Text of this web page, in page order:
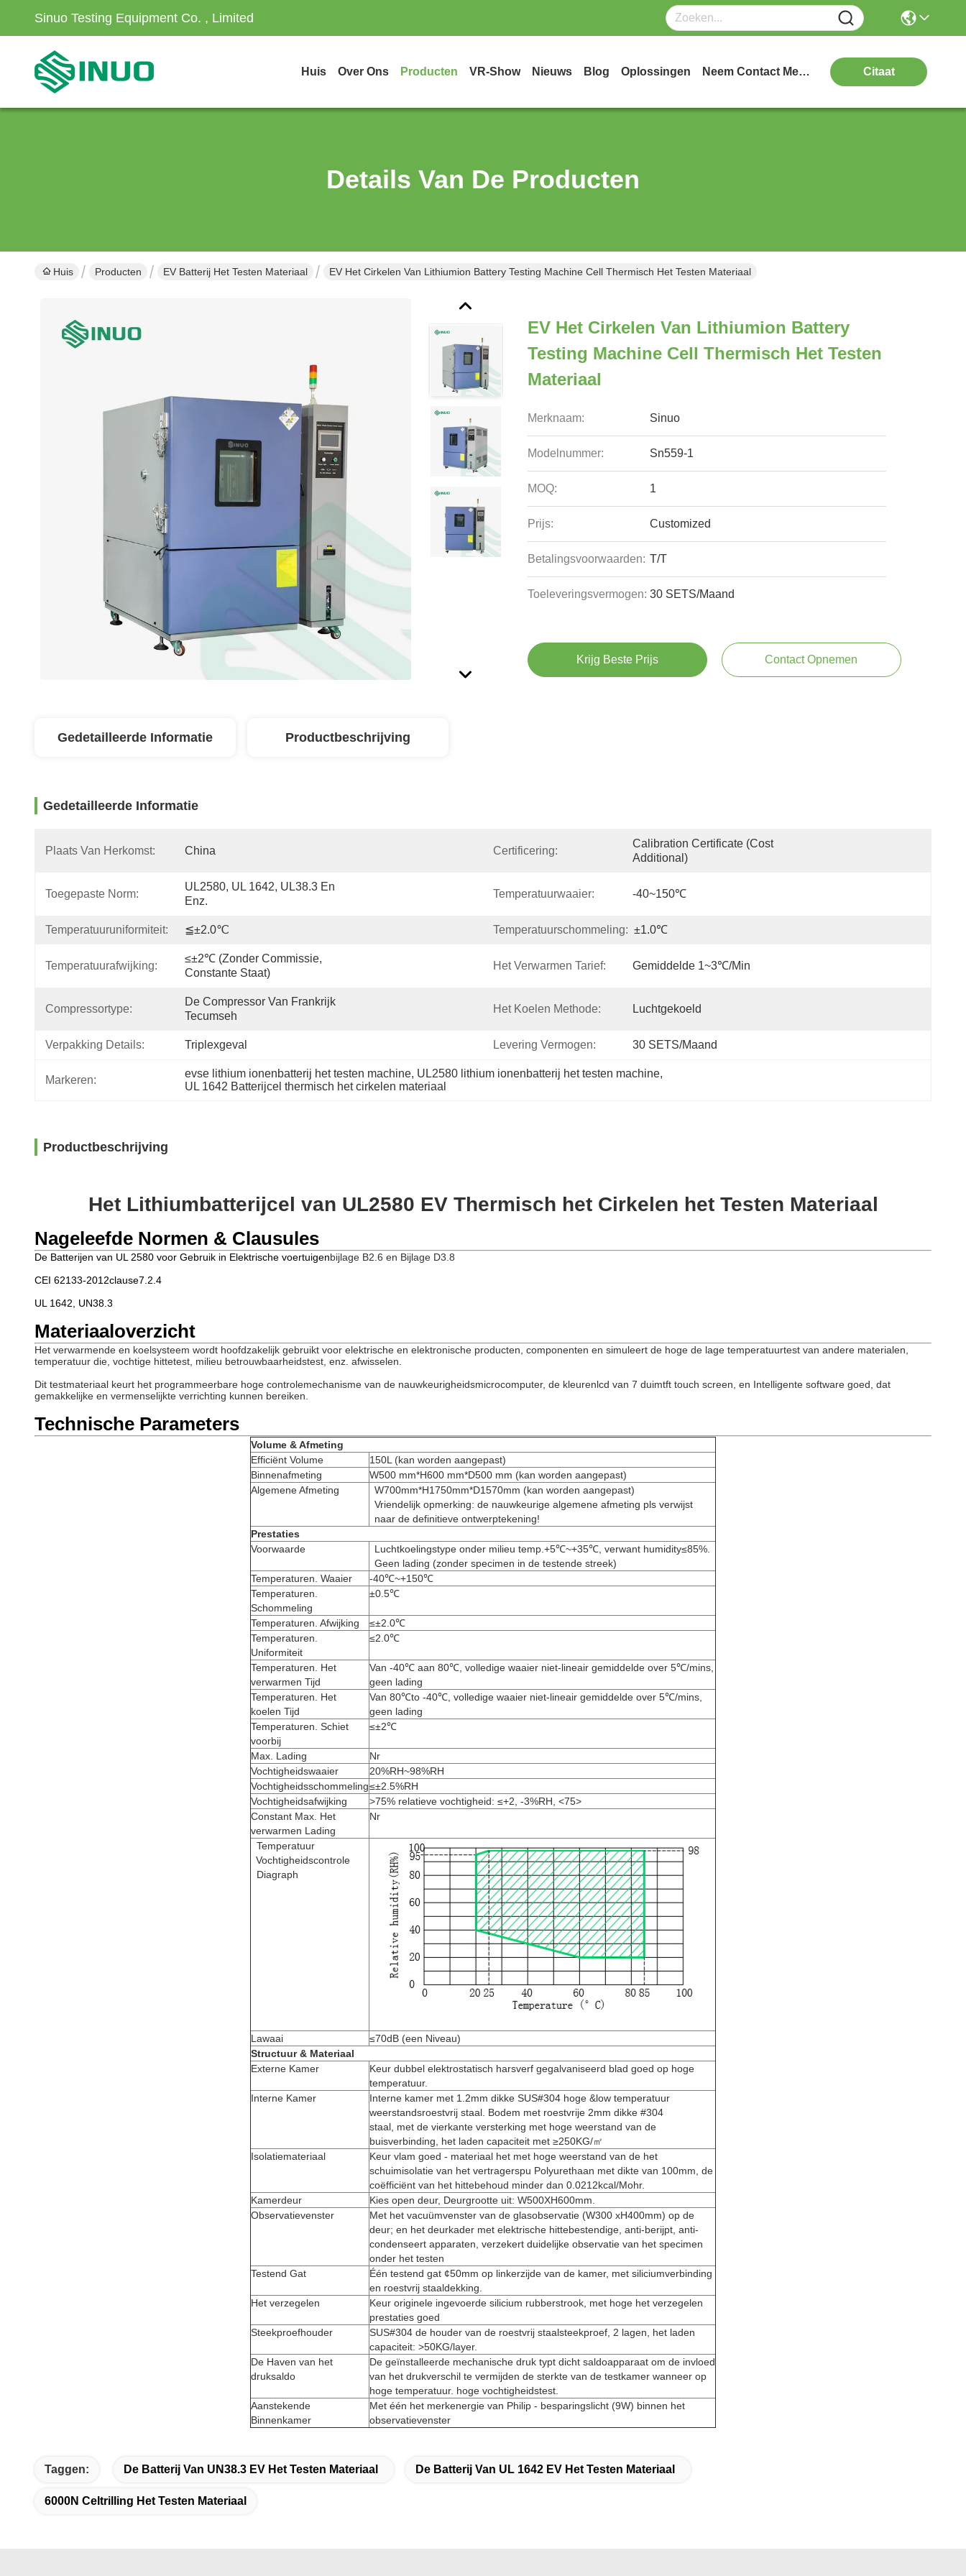
Sinuo Testing Equipment Co. , Limited
Huis Over Ons Producten VR-Show Nieuws Blog Oplossingen Neem Contact Met Ons Op Citaat
Details Van De Producten
Huis Producten EV Batterij Het Testen Materiaal EV Het Cirkelen Van Lithiumion Battery Testing Machine Cell Thermisch Het Testen Materiaal
EV Het Cirkelen Van Lithiumion Battery
Testing Machine Cell Thermisch Het Testen
Materiaal
Merknaam: Sinuo
Modelnummer: Sn559-1
MOQ: 1
Prijs: Customized
Betalingsvoorwaarden: T/T
Toeleveringsvermogen: 30 SETS/Maand
Krijg Beste Prijs Contact Opnemen
Gedetailleerde Informatie Productbeschrijving
Gedetailleerde Informatie
Plaats Van Herkomst: China Certificering:
Calibration Certificate (Cost
Additional)
Toegepaste Norm:
UL2580, UL 1642, UL38.3 En
Enz.
Temperatuurwaaier: -40~150℃
Temperatuuruniformiteit: ≦±2.0℃ Temperatuurschommeling: ±1.0℃
Temperatuurafwijking:
≤±2℃ (Zonder Commissie,
Constante Staat)
Het Verwarmen Tarief: Gemiddelde 1~3℃/min
Compressortype:
De Compressor Van Frankrijk
Tecumseh
Het Koelen Methode: Luchtgekoeld
Verpakking Details: Triplexgeval Levering Vermogen: 30 SETS/Maand
Markeren:
evse lithium ionenbatterij het testen machine, UL2580 lithium ionenbatterij het testen machine,
UL 1642 Batterijcel thermisch het cirkelen materiaal
Productbeschrijving
Het Lithiumbatterijcel van UL2580 EV Thermisch het Cirkelen het Testen Materiaal
Nageleefde Normen & Clausules
De Batterijen van UL 2580 voor Gebruik in Elektrische voertuigenbijlage B2.6 en Bijlage D3.8
CEI 62133-2012clause7.2.4
UL 1642, UN38.3
Materiaaloverzicht
Het verwarmende en koelsysteem wordt hoofdzakelijk gebruikt voor elektrische en elektronische producten, componenten en simuleert de hoge de lage temperatuurtest van andere materialen,
temperatuur die, vochtige hittetest, milieu betrouwbaarheidstest, enz. afwisselen.
Dit testmateriaal keurt het programmeerbare hoge controlemechanisme van de nauwkeurigheidsmicrocomputer, de kleurenlcd van 7 duimtft touch screen, en Intelligente software goed, dat
gemakkelijke en vermenselijkte verrichting kunnen bereiken.
Technische Parameters
Volume & Afmeting
Efficiënt Volume
150L (kan worden aangepast)
Binnenafmeting
W500 mm*H600 mm*D500 mm (kan worden aangepast)
Algemene Afmeting
W700mm*H1750mm*D1570mm (kan worden aangepast)
Vriendelijk opmerking: de nauwkeurige algemene afmeting pls verwijst
naar de definitieve ontwerptekening!
Prestaties
Voorwaarde
Luchtkoelingstype onder milieu temp.+5℃~+35℃, verwant humidity≤85%.
Geen lading (zonder specimen in de testende streek)
Temperaturen. Waaier
-40℃~+150℃
Temperaturen.
Schommeling
±0.5℃
Temperaturen. Afwijking
≤±2.0℃
Temperaturen.
Uniformiteit
≤2.0℃
Temperaturen. Het
verwarmen Tijd
Van -40℃ aan 80℃, volledige waaier niet-lineair gemiddelde over 5℃/mins,
geen lading
Temperaturen. Het
koelen Tijd
Van 80℃to -40℃, volledige waaier niet-lineair gemiddelde over 5℃/mins,
geen lading
Temperaturen. Schiet
voorbij
≤±2℃
Max. Lading
Nr
Vochtigheidswaaier
20%RH~98%RH
Vochtigheidsschommeling≤±2.5%RH
Vochtigheidsafwijking
>75% relatieve vochtigheid: ≤+2, -3%RH, <75>
Constant Max. Het
verwarmen Lading
Nr
Temperatuur
Vochtigheidscontrole
Diagraph
Lawaai
≤70dB (een Niveau)
Structuur & Materiaal
Externe Kamer
Keur dubbel elektrostatisch harsverf gegalvaniseerd blad goed op hoge
temperatuur.
Interne Kamer
Interne kamer met 1.2mm dikke SUS#304 hoge &low temperatuur
weerstandsroestvrij staal. Bodem met roestvrije 2mm dikke #304
staal, met de vierkante versterking met hoge weerstand van de
buisverbinding, het laden capaciteit met ≥250KG/㎡
Isolatiemateriaal
Keur vlam goed - materiaal het met hoge weerstand van de het
schuimisolatie van het vertragerspu Polyurethaan met dikte van 100mm, de
coëfficiënt van het hittebehoud minder dan 0.0212kcal/Mohr.
Kamerdeur
Kies open deur, Deurgrootte uit: W500XH600mm.
Observatievenster
Met het vacuümvenster van de glasobservatie (W300 xH400mm) op de
deur; en het deurkader met elektrische hittebestendige, anti-berijpt, anti-
condenseert apparaten, verzekert duidelijke observatie van het specimen
onder het testen
Testend Gat
Één testend gat ¢50mm op linkerzijde van de kamer, met siliciumverbinding
en roestvrij staaldekking.
Het verzegelen
Keur originele ingevoerde silicium rubberstrook, met hoge het verzegelen
prestaties goed
Steekproefhouder
SUS#304 de houder van de roestvrij staalsteekproef, 2 lagen, het laden
capaciteit: >50KG/layer.
De Haven van het
druksaldo
De geïnstalleerde mechanische druk typt dicht saldoapparaat om de invloed
van het drukverschil te vermijden de sterkte van de testkamer wanneer op
hoge temperatuur. hoge vochtigheidstest.
Aanstekende
Binnenkamer
Met één het merkenergie van Philip - besparingslicht (9W) binnen het
observatievenster
Taggen: De Batterij Van UN38.3 EV Het Testen Materiaal De Batterij Van UL 1642 EV Het Testen Materiaal
6000N Celtrilling Het Testen Materiaal